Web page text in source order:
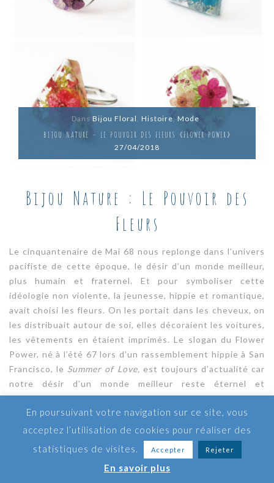
Dans Bijou Floral , Histoire, Mode
BIJOU NATURE – LE POUVOIR DES FLEURS « FLOWER POWER »
27/04/2018
Bijou Nature : Le Pouvoir des
Fleurs
Le cinquantenaire de Mai 68 nous replonge dans l’univers
pacifiste de cette époque, le désir d’un monde meilleur,
plus humain et fraternel. Et pour symboliser cette
idéologie non violente, la jeunesse, hippie et romantique,
avait choisi les fleurs. On les portait dans les cheveux, on
les distribuait autour de soi, elles décoraient les voitures,
les vêtements en étaient imprimés. Le slogan du Flower
Power, né à l’été 67 lors d’un rassemblement hippie à San
Francisco, le Summer of Love, est toujours d’actualité car
notre désir d’un monde meilleur reste éternel et
universel.
En poursuivant votre navigation sur ce site, vous
acceptez l’utilisation de cookies pour réaliser des
statistiques de visites.
Accepter Rejeter
En savoir plus